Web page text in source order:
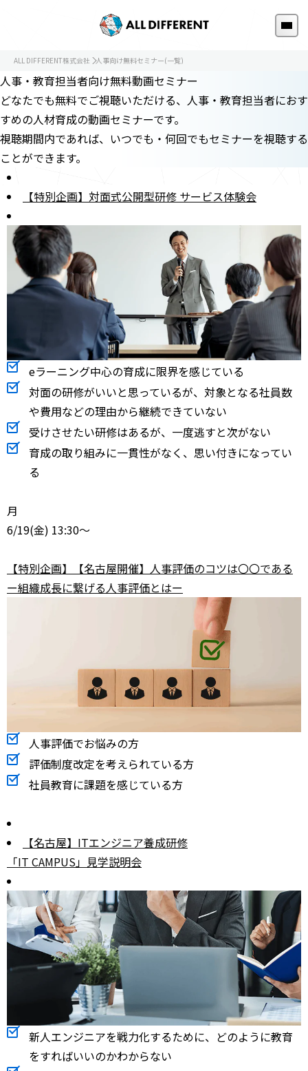
ALL DIFFERENT株式会社 人事向け無料セミナー(一覧)
人事・教育担当者向け無料動画セミナー
どなたでも無料でご視聴いただける、人事・教育担当者におす
すめの人材育成の動画セミナーです。
視聴期間内であれば、いつでも・何回でもセミナーを視聴する
ことができます。
【特別企画】対面式公開型研修 サービス体験会
eラーニング中心の育成に限界を感じている
対面の研修がいいと思っているが、対象となる社員数
や費用などの理由から継続できていない
受けさせたい研修はあるが、一度逃すと次がない
育成の取り組みに一貫性がなく、思い付きになってい
る
月
6/19(金) 13:30～
【特別企画】【名古屋開催】人事評価のコツは〇〇である
ー組織成長に繋げる人事評価とはー
人事評価でお悩みの方
評価制度改定を考えられている方
社員教育に課題を感じている方
【名古屋】ITエンジニア養成研修
「IT CAMPUS」見学説明会
新人エンジニアを戦力化するために、どのように教育
をすればいいのかわからない